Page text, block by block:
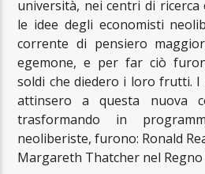
università, nei centri di
le idee degli economisti
corrente di pensiero
egemone, e per far ciò
soldi che diedero i loro frutti. I
attinsero a questa nuova
trasformando in
neoliberiste, furono: Ronald
Margareth Thatcher nel